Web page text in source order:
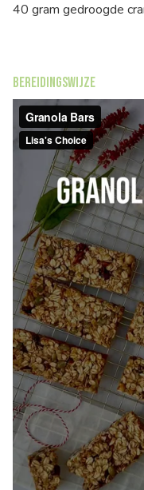
40 gram gedroogde
Bereidingswijze